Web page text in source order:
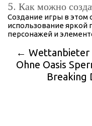
5. Как можно
Создание игры в этом
использование яркой
персонажей и
← Wettanbieter
Ohne Oasis
Breaking